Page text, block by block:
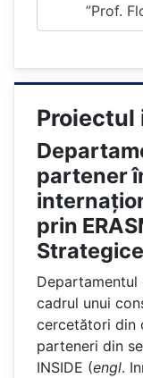
”Prof.
Proiectul
partener
prin
Strategice
cadrul unui
cercetători din
parteneri din
INSIDE (engl.